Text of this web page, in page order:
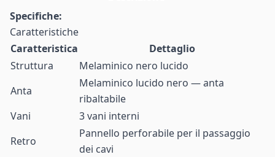
Specifiche:
Caratteristiche
Caratteristica
Dettaglio
Struttura
Melaminico nero lucido
Anta
Melaminico lucido nero — anta
ribaltabile
Vani
3 vani interni
Retro
Pannello perforabile per il passaggio
dei cavi